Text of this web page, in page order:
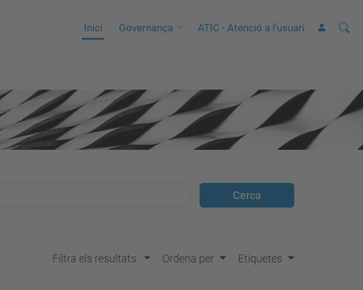
Inici Governança ATIC - Atenció a l'usuari Cerca
C
a
Filtra els resultats. Ordena per Etiquetes